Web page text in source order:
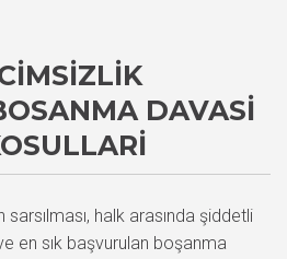
DAVASI
halk arasında şiddetli
en sık başvurulan boşanma